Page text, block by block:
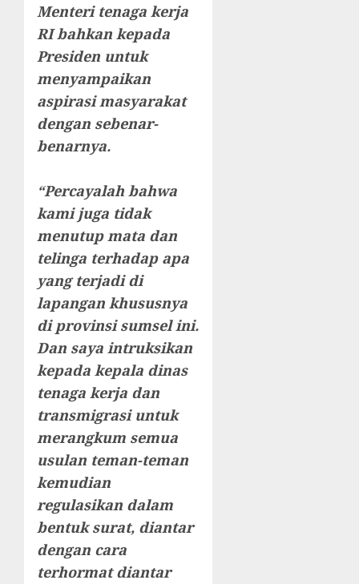
Menteri tenaga kerja
RI bahkan kepada
Presiden untuk
menyampaikan
aspirasi masyarakat
dengan sebenar-
benarnya.
“Percayalah bahwa
kami juga tidak
menutup mata dan
telinga terhadap apa
yang terjadi di
lapangan khususnya
di provinsi sumsel ini.
Dan saya intruksikan
kepada kepala dinas
tenaga kerja dan
transmigrasi untuk
merangkum semua
usulan teman-teman
kemudian
regulasikan dalam
bentuk surat, diantar
dengan cara
terhormat diantar